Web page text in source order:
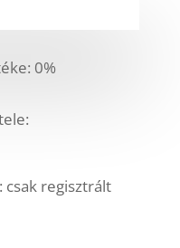
0%
csak regisztrált